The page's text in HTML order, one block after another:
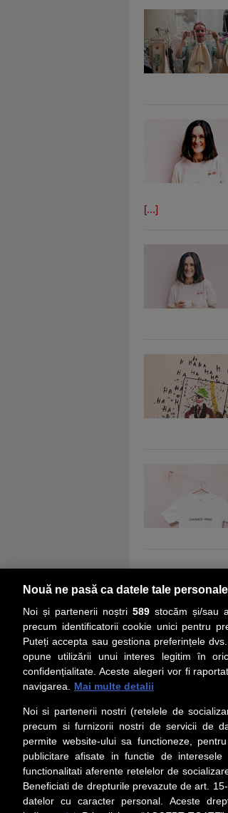
[...]
PRIMA PAGINĂ
Social
Urmareste-ne pe
Nouă ne pasă ca datele tale
Noi și partenerii noștri 589stocăm și/sau
precum identificatorii cookie unici pentru
Puteți accepta sau gestiona preferințele
opune utilizării unui interes legitim în
confidențialitate. Aceste alegeri vor fi
navigarea.
Mai multe detalii
Noi si partenerii nostri (retelele de
precum si furnizorii nostri de servicii de
permite website-ului sa functioneze,
publicitare afisate in functie de
functionalitati aferente retelelor de
Beneficiati de drepturile prevazute de art.
datelor cu caracter personal. Aceste